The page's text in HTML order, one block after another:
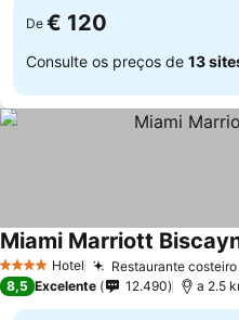
De € 120
Consulte os preços de 13
4 EstrelasHotel Restaurante
Miami Marriott
8,5 Excelente 12.490 a 2.5